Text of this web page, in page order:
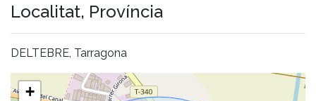
Localitat, Província
DELTEBRE, Tarragona
+